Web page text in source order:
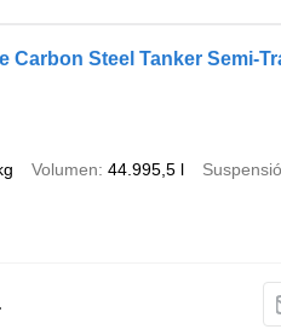
Carbon Steel Tanker Semi-
Volumen 44.995,5 l